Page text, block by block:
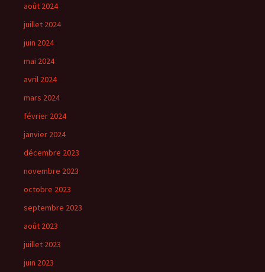
août 2024
juillet 2024
juin 2024
mai 2024
avril 2024
mars 2024
février 2024
janvier 2024
décembre 2023
novembre 2023
octobre 2023
septembre 2023
août 2023
juillet 2023
juin 2023